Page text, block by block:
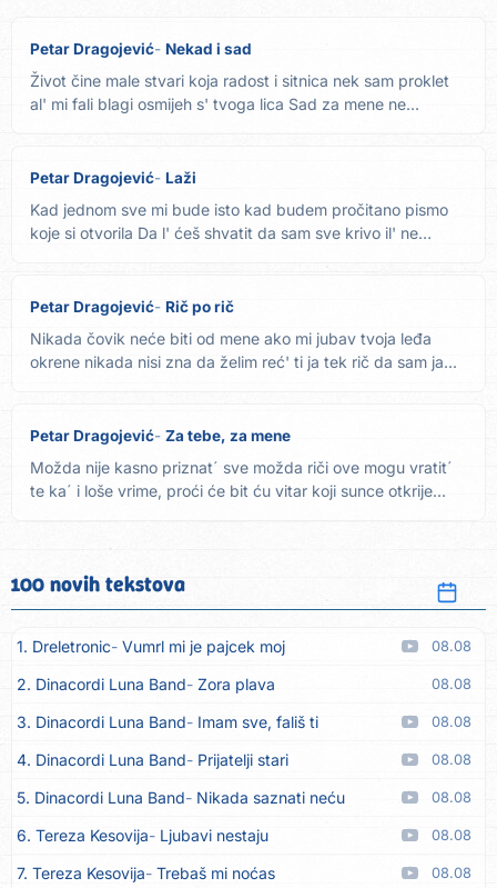
Petar Dragojević Nekad i sad
Život čine male stvari koja radost i sitnica nek sam proklet
al' mi fali blagi osmijeh s' tvoga lica Sad za mene ne...
Petar Dragojević Laži
Kad jednom sve mi bude isto kad budem pročitano pismo
koje si otvorila Da l' ćeš shvatit da sam sve krivo il' ne
Petar Dragojević Rič po rič
Nikada čovik neće biti od mene ako mi jubav tvoja leđa
okrene nikada nisi zna da želim reć' ti ja tek rič da sam ja...
Petar Dragojević Za tebe, za mene
Možda nije kasno priznat´ sve možda riči ove mogu vratit´
te ka´ i loše vrime, proći će bit ću vitar koji sunce otkrije...
100 novih tekstova
1. Dreletronic Vumrl mi je pajcek moj 08.08
2. Dinacordi Luna Band Zora plava 08.08
3. Dinacordi Luna Band Imam sve, fališ ti 08.08
4. Dinacordi Luna Band Prijatelji stari 08.08
5. Dinacordi Luna Band Nikada saznati neću 08.08
6. Tereza Kesovija Ljubavi nestaju 08.08
7. Tereza Kesovija Trebaš mi noćas 08.08